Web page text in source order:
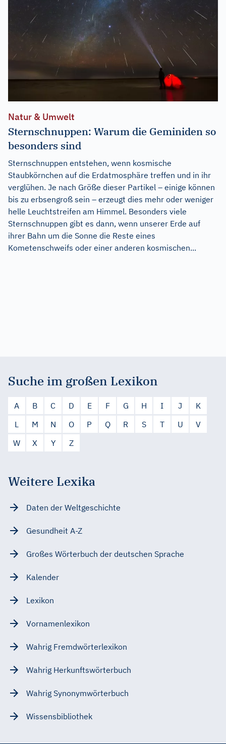
Natur & Umwelt
Sternschnuppen: Warum die Geminiden so
besonders sind
Sternschnuppen entstehen, wenn kosmische
Staubkörnchen auf die Erdatmosphäre treffen und in ihr
verglühen. Je nach Größe dieser Partikel – einige können
bis zu erbsengroß sein – erzeugt dies mehr oder weniger
helle Leuchtstreifen am Himmel. Besonders viele
Sternschnuppen gibt es dann, wenn unserer Erde auf
ihrer Bahn um die Sonne die Reste eines
Kometenschweifs oder einer anderen kosmischen...
Suche im großen Lexikon
A B C D E F G H I J
K
L
M N O P Q R S T U
V
W
X Y Z
Weitere Lexika
Daten der Weltgeschichte
Gesundheit A-Z
Großes Wörterbuch der deutschen Sprache
Kalender
Lexikon
Vornamenlexikon
Wahrig Fremdwörterlexikon
Wahrig Herkunftswörterbuch
Wahrig Synonymwörterbuch
Wissensbibliothek